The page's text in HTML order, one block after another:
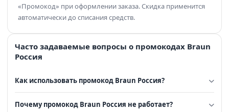
«Промокод» при оформлении заказа. Скидка применится
автоматически до списания средств.
Часто задаваемые вопросы о промокодах Braun
Россия
Как использовать промокод Braun Россия?
Почему промокод Braun Россия не работает?